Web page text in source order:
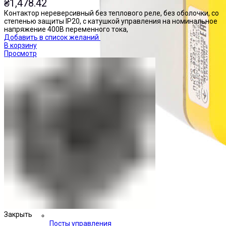
Посты управления
₴1,478.42
Контактор нереверсивный без теплового реле, без оболочки, со
степенью защиты IP20, с катушкой управления на номинальное
напряжение 400В переменного тока,
Добавить в список желаний
В корзину
Просмотр
Закрыть